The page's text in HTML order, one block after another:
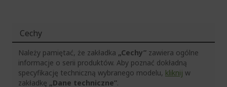
Cechy
Należy pamiętać, że zakładka „Cechy” zawiera ogólne
informacje o serii produktów. Aby poznać dokładną
specyfikację techniczną wybranego modelu, kliknij w
zakładkę „Dane techniczne”.